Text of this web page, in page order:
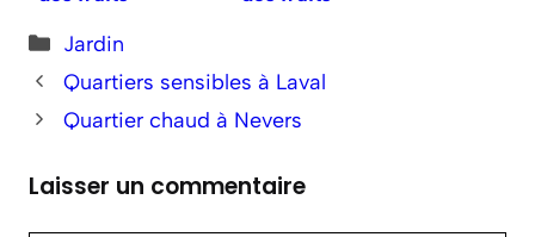
B
Catégories
Jardin
Quartiers sensibles à Laval
Quartier chaud à Nevers
Laisser un commentaire